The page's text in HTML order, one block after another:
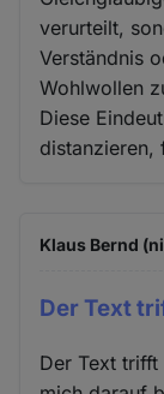
verurteilt,
Verständnis
Wohlwollen
Diese
distanzieren,
Klaus Bernd
Der Text
Der Text